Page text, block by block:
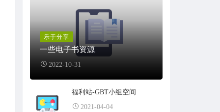
乐于分享
一些电子书资源
2022-10-31
福利站-GBT小组空间
2021-04-04